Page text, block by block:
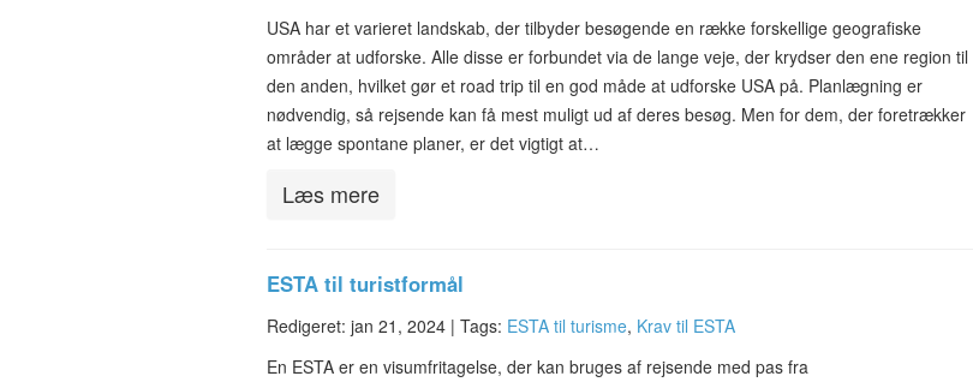
USA har et varieret landskab, der tilbyder besøgende en række forskellige geografiske
områder at udforske. Alle disse er forbundet via de lange veje, der krydser den ene region til
den anden, hvilket gør et road trip til en god måde at udforske USA på. Planlægning er
nødvendig, så rejsende kan få mest muligt ud af deres besøg. Men for dem, der foretrækker
at lægge spontane planer, er det vigtigt at…
Læs mere
ESTA til turistformål
Redigeret: jan 21, 2024 | Tags: ESTA til turisme, Krav til ESTA
En ESTA er en visumfritagelse, der kan bruges af rejsende med pas fra